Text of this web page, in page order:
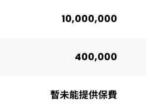
10,000,000
400,000
暫未能提供保費